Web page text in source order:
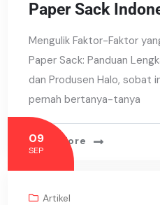
Paper Sack
Mengulik Faktor-Faktor
Paper Sack: Panduan
dan Produsen Halo, sobat
pernah bertanya-tanya
Read More
09
SEP
Artikel